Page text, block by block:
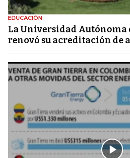
EDUCACIÓN
La Universidad Autónoma
renovó su acreditación de